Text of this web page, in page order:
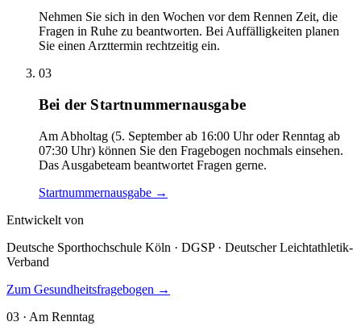
Nehmen Sie sich in den Wochen vor dem Rennen Zeit, die
Fragen in Ruhe zu beantworten. Bei Auffälligkeiten planen
Sie einen Arzttermin rechtzeitig ein.
03
Bei der Startnummernausgabe
Am Abholtag (5. September ab 16:00 Uhr oder Renntag ab
07:30 Uhr) können Sie den Fragebogen nochmals einsehen.
Das Ausgabeteam beantwortet Fragen gerne.
Startnummernausgabe →
Entwickelt von
Deutsche Sporthochschule Köln · DGSP · Deutscher Leichtathletik-
Verband
Zum Gesundheitsfragebogen →
03 · Am Renntag